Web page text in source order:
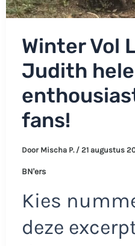
Winter Vol
Judith
fans!
Door Mischa P. / 21 augustus
BN'ers
Kies
deze